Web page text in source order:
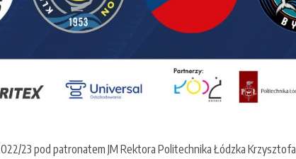
23 pod patronatem JM Rektora Politechnika Łódzka Krzysztofa